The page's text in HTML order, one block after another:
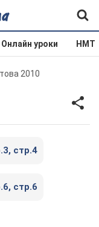
Онлайн уроки НМТ
2010
cтр.4
cтр.6